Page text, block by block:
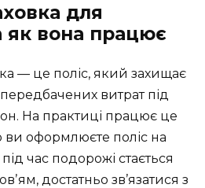
для
як вона працює
— це поліс, який захищає
витрат під
На практиці працює це
ви оформлюєте поліс на
час подорожі стається
достатньо зв’язатися з